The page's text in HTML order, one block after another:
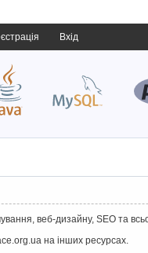
Вхід
веб-дизайну, SEO та
на інших ресурсах.